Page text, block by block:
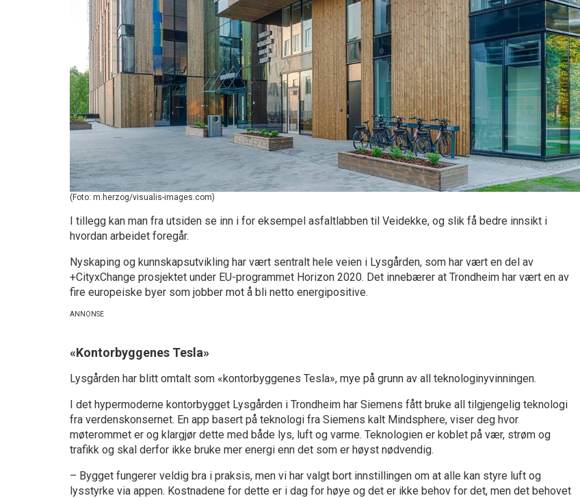
(Foto: m.herzog/visualis-images.com)
I tillegg kan man fra utsiden se inn i for eksempel asfaltlabben til Veidekke, og slik få bedre innsikt i
hvordan arbeidet foregår.
Nyskaping og kunnskapsutvikling har vært sentralt hele veien i Lysgården, som har vært en del av
+CityxChange prosjektet under EU-programmet Horizon 2020. Det innebærer at Trondheim har vært en av
fire europeiske byer som jobber mot å bli netto energipositive.
«Kontorbyggenes Tesla»
Lysgården har blitt omtalt som «kontorbyggenes Tesla», mye på grunn av all teknologinyvinningen.
I det hypermoderne kontorbygget Lysgården i Trondheim har Siemens fått bruke all tilgjengelig teknologi
fra verdenskonsernet. En app basert på teknologi fra Siemens kalt Mindsphere, viser deg hvor
møterommet er og klargjør dette med både lys, luft og varme. Teknologien er koblet på vær, strøm og
trafikk og skal derfor ikke bruke mer energi enn det som er høyst nødvendig.
– Bygget fungerer veldig bra i praksis, men vi har valgt bort innstillingen om at alle kan styre luft og
lysstyrke via appen. Kostnadene for dette er i dag for høye og det er ikke behov for det, men det behovet